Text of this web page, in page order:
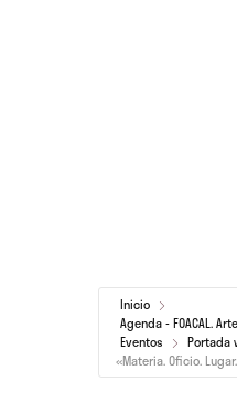
Inicio
Agenda - FOACAL.
Eventos
Portada
«Materia. Oficio.